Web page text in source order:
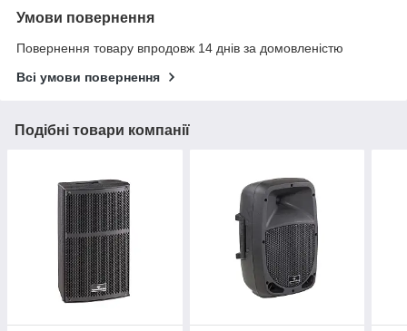
Умови повернення
Повернення товару впродовж 14 днів за домовленістю
Всі умови повернення
Подібні товари компанії